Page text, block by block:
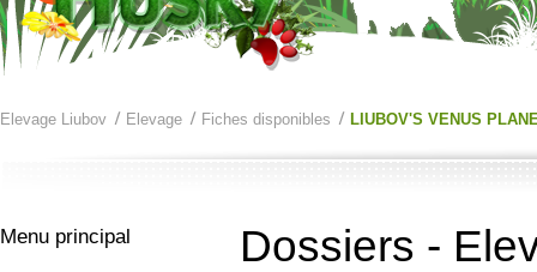
Elevage Liubov Elevage Fiches disponibles LIUBOV'S VENUS
Menu principal Dossiers -